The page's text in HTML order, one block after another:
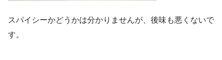
スパイシーかどうかは分かりませんが、後味も悪くないで
す。